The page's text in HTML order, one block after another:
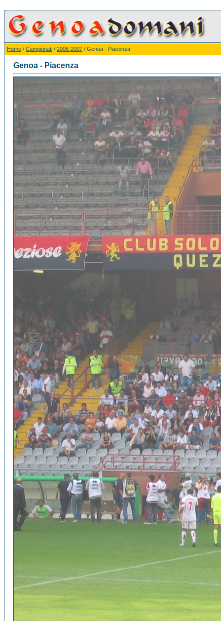
Home / Campionati / 2006-2007 / Genoa - Piacenza
Genoa - Piacenza